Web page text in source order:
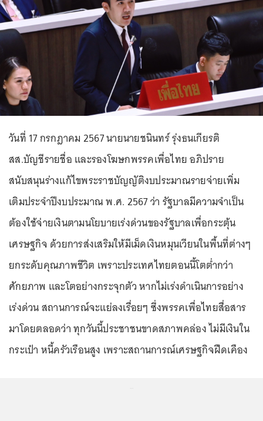
วันที่ 17 กรกฎาคม 2567 นายนายชนินทร์ รุ่งธนเกียรติ
สส.บัญชีรายชื่อ และรองโฆษกพรรคเพื่อไทย อภิปราย
สนับสนุนร่างแก้ไขพระราชบัญญัติงบประมาณรายจ่ายเพิ่ม
เติมประจำปีงบประมาณ พ.ศ. 2567 ว่า รัฐบาลมีความจำเป็น
ต้องใช้จ่ายเงินตามนโยบายเร่งด่วนของรัฐบาลเพื่อกระตุ้น
เศรษฐกิจ ด้วยการส่งเสริมให้มีเม็ดเงินหมุนเวียนในพื้นที่ต่างๆ
ยกระดับคุณภาพชีวิต เพราะประเทศไทยตอนนี้โตต่ำกว่า
ศักยภาพ และโตอย่างกระจุกตัว หากไม่เร่งดำเนินการอย่าง
เร่งด่วน สถานการณ์จะแย่ลงเรื่อยๆ ซึ่งพรรคเพื่อไทยสื่อสาร
มาโดยตลอดว่า ทุกวันนี้ประชาชนขาดสภาพคล่อง ไม่มีเงินใน
กระเป๋า หนี้ครัวเรือนสูง เพราะสถานการณ์เศรษฐกิจฝืดเคือง